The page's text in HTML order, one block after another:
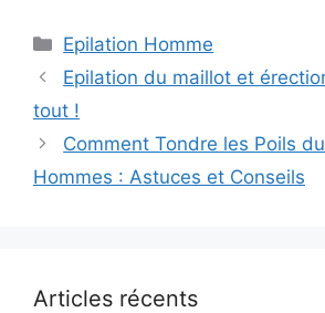
Catégories
Epilation Homme
Epilation du maillot et
tout !
Comment Tondre les Poils
Hommes : Astuces et Conseils
Articles récents